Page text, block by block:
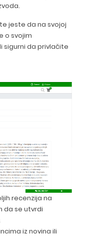
jeste da na svojoj
o svojim
sigurni da privlačite
recenzija na
da se utvrdi
iz novina ili